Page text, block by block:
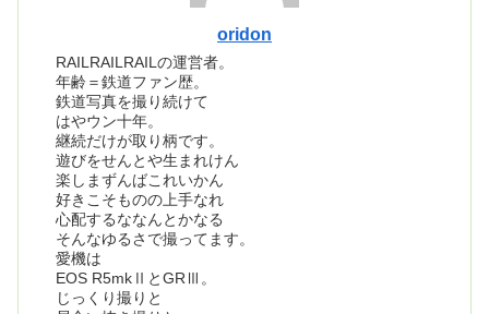
oridon
RAILRAILRAILの運営者。
年齢＝鉄道ファン歴。
鉄道写真を撮り続けて
はやウン十年。
継続だけが取り柄です。
遊びをせんとや生まれけん
楽しまずんばこれいかん
好きこそものの上手なれ
心配するななんとかなる
そんなゆるさで撮ってます。
愛機は
EOS R5mkⅡとGRⅢ。
じっくり撮りと